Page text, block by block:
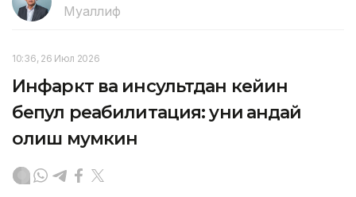
Муаллиф
10:36, 26 Июл 2026
Инфаркт ва инсультдан кейин
бепул реабилитация: уни қандай
олиш мумкин